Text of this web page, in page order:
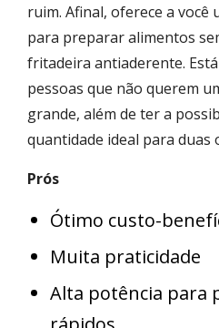
ruim. Afinal, oferece a você
para preparar alimentos
fritadeira antiaderente.
pessoas que não querem
grande, além de ter a
quantidade ideal para duas
Prós
Ótimo custo-
Muita praticidade
Alta potência para